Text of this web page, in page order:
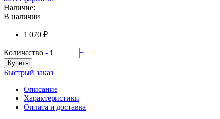
Наличие:
В наличии
1 070 ₽
Количество - +
Купить
Быстрый заказ
Описание
Характеристики
Оплата и доставка